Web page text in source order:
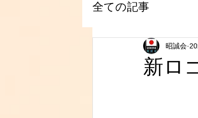
全ての記事
新ロ
昭誠会